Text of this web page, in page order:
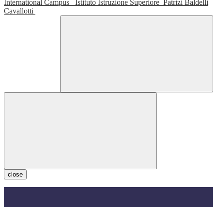
International Campus Istituto Istruzione Superiore Patrizi Baldelli
Cavallotti
close